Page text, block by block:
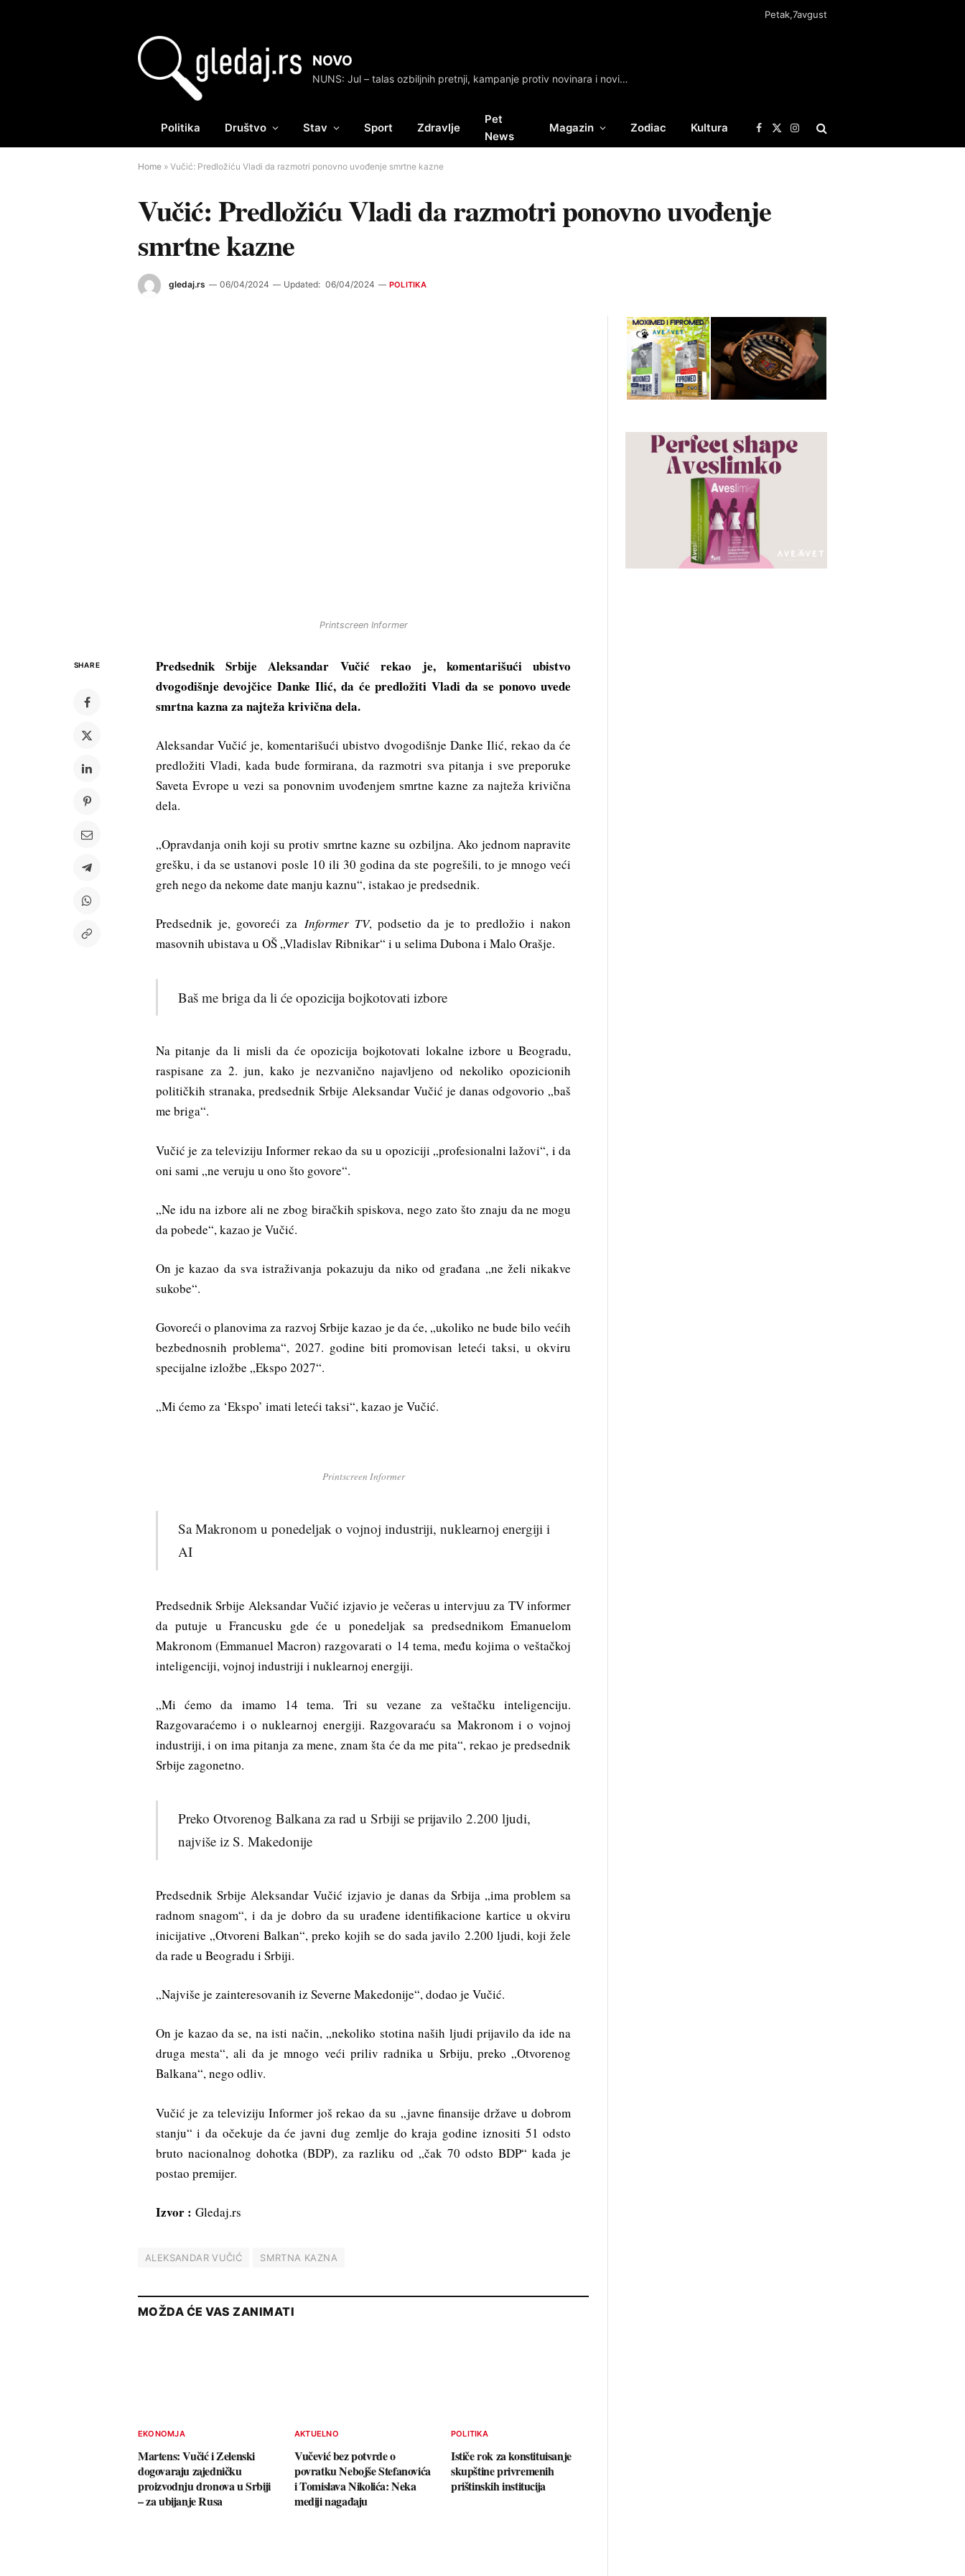
Petak,7avgust
NOVO
NUNS: Jul – talas ozbiljnih pretnji, kampanje protiv novinara i novinarki na lokalnim televizijama
Politika Društvo Stav Sport Zdravlje
Pet
News
Magazin Zodiac Kultura Facebook
X
(Twitter)
Instagram
Home » Vučić: Predložiću Vladi da razmotri ponovno uvođenje smrtne kazne
Vučić: Predložiću Vladi da razmotri ponovno uvođenje
smrtne kazne
gledaj.rs 06/04/2024 Updated: 06/04/2024 POLITIKA
Printscreen Informer
SHARE
Predsednik Srbije Aleksandar Vučić rekao je, komentarišući ubistvo
dvogodišnje devojčice Danke Ilić, da će predložiti Vladi da se ponovo uvede
smrtna kazna za najteža krivična dela.
Aleksandar Vučić je, komentarišući ubistvo dvogodišnje Danke Ilić, rekao da će
predložiti Vladi, kada bude formirana, da razmotri sva pitanja i sve preporuke
Saveta Evrope u vezi sa ponovnim uvođenjem smrtne kazne za najteža krivična
dela.
„Opravdanja onih koji su protiv smrtne kazne su ozbiljna. Ako jednom napravite
grešku, i da se ustanovi posle 10 ili 30 godina da ste pogrešili, to je mnogo veći
greh nego da nekome date manju kaznu“, istakao je predsednik.
Predsednik je, govoreći za Informer TV, podsetio da je to predložio i nakon
masovnih ubistava u OŠ „Vladislav Ribnikar“ i u selima Dubona i Malo Orašje.
Baš me briga da li će opozicija bojkotovati izbore
Na pitanje da li misli da će opozicija bojkotovati lokalne izbore u Beogradu,
raspisane za 2. jun, kako je nezvanično najavljeno od nekoliko opozicionih
političkih stranaka, predsednik Srbije Aleksandar Vučić je danas odgovorio „baš
me briga“.
Vučić je za televiziju Informer rekao da su u opoziciji „profesionalni lažovi“, i da
oni sami „ne veruju u ono što govore“.
„Ne idu na izbore ali ne zbog biračkih spiskova, nego zato što znaju da ne mogu
da pobede“, kazao je Vučić.
On je kazao da sva istraživanja pokazuju da niko od građana „ne želi nikakve
sukobe“.
Govoreći o planovima za razvoj Srbije kazao je da će, „ukoliko ne bude bilo većih
bezbednosnih problema“, 2027. godine biti promovisan leteći taksi, u okviru
specijalne izložbe „Ekspo 2027“.
„Mi ćemo za ‘Ekspo’ imati leteći taksi“, kazao je Vučić.
Printscreen Informer
Sa Makronom u ponedeljak o vojnoj industriji, nuklearnoj energiji i
AI
Predsednik Srbije Aleksandar Vučić izjavio je večeras u intervjuu za TV informer
da putuje u Francusku gde će u ponedeljak sa predsednikom Emanuelom
Makronom (Emmanuel Macron) razgovarati o 14 tema, među kojima o veštačkoj
inteligenciji, vojnoj industriji i nuklearnoj energiji.
„Mi ćemo da imamo 14 tema. Tri su vezane za veštačku inteligenciju.
Razgovaraćemo i o nuklearnoj energiji. Razgovaraću sa Makronom i o vojnoj
industriji, i on ima pitanja za mene, znam šta će da me pita“, rekao je predsednik
Srbije zagonetno.
Preko Otvorenog Balkana za rad u Srbiji se prijavilo 2.200 ljudi,
najviše iz S. Makedonije
Predsednik Srbije Aleksandar Vučić izjavio je danas da Srbija „ima problem sa
radnom snagom“, i da je dobro da su urađene identifikacione kartice u okviru
inicijative „Otvoreni Balkan“, preko kojih se do sada javilo 2.200 ljudi, koji žele
da rade u Beogradu i Srbiji.
„Najviše je zainteresovanih iz Severne Makedonije“, dodao je Vučić.
On je kazao da se, na isti način, „nekoliko stotina naših ljudi prijavilo da ide na
druga mesta“, ali da je mnogo veći priliv radnika u Srbiju, preko „Otvorenog
Balkana“, nego odliv.
Vučić je za televiziju Informer još rekao da su „javne finansije države u dobrom
stanju“ i da očekuje da će javni dug zemlje do kraja godine iznositi 51 odsto
bruto nacionalnog dohotka (BDP), za razliku od „čak 70 odsto BDP“ kada je
postao premijer.
Izvor : Gledaj.rs
ALEKSANDAR VUČIĆ SMRTNA KAZNA
MOŽDA ĆE VAS ZANIMATI
EKONOMJA
Martens: Vučić i Zelenski
dogovaraju zajedničku
proizvodnju dronova u Srbiji
– za ubijanje Rusa
AKTUELNO
Vučević bez potvrde o
povratku Nebojše Stefanovića
i Tomislava Nikolića: Neka
mediji nagađaju
POLITIKA
Ističe rok za konstituisanje
skupštine privremenih
prištinskih institucija